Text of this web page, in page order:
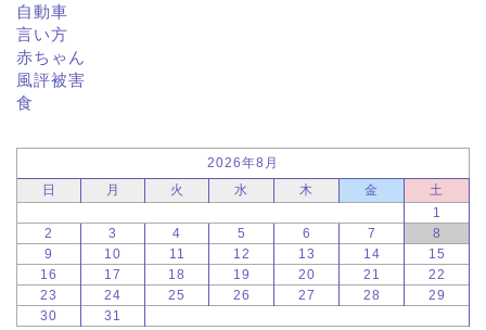
自動車
言い方
赤ちゃん
風評被害
食
2026年8月
日
月 火 水 木 金
土
1
2
3 4 5 6 7
8
9
10 11 12 13 14
15
16
17 18 19 20 21
22
23
24 25 26 27 28
29
30
31